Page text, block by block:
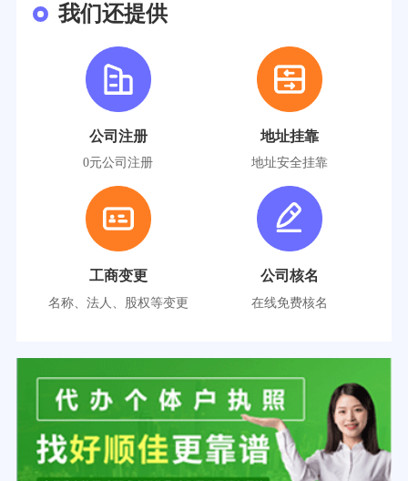
我们还提供
公司注册
0元公司注册
地址挂靠
地址安全挂靠
工商变更
名称、法人、股权等变更
公司核名
在线免费核名